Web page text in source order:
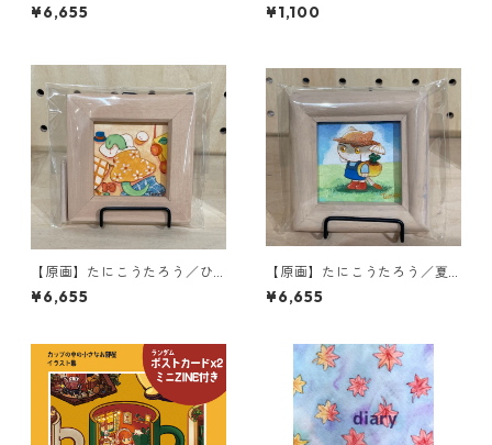
やすやタイム
¥6,655 ¥1,100
【原画】たにこうたろう／ひ
とやすみ
¥6,655
【原画】たにこうたろう／夏
の暑い日
¥6,655